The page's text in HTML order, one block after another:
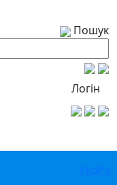
Пошук
Логін
УкрРу